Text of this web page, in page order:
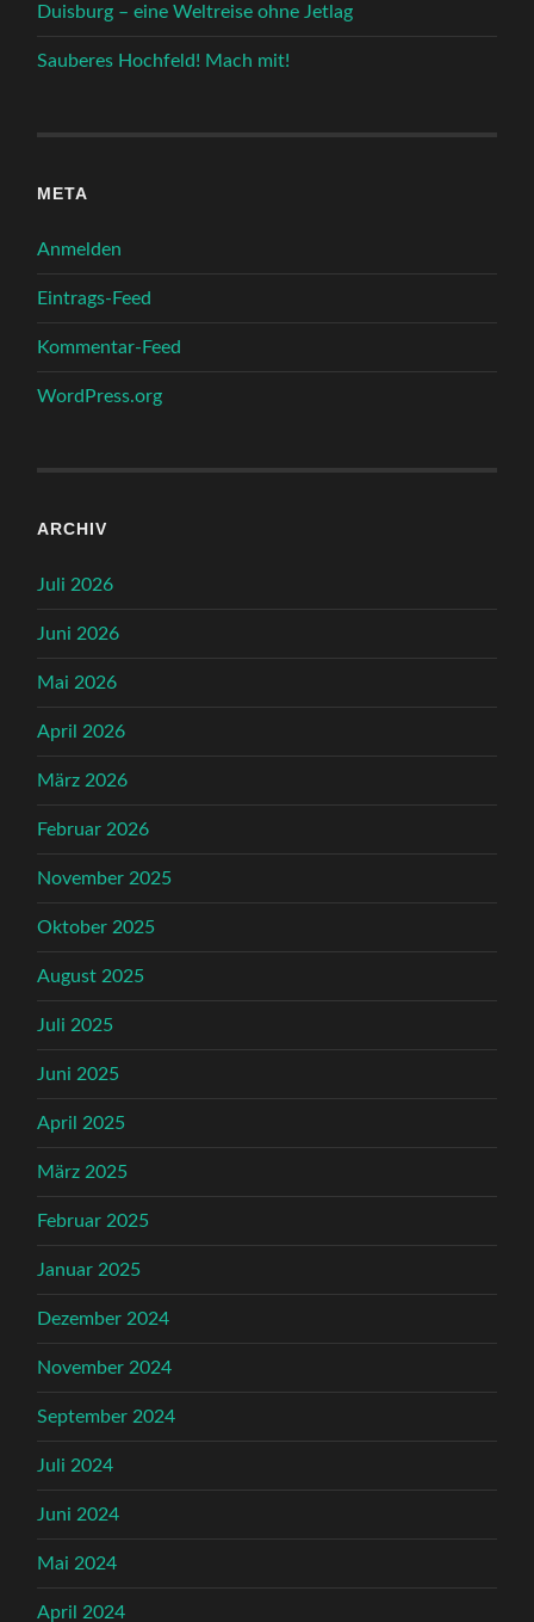
Duisburg – eine Weltreise ohne Jetlag
Sauberes Hochfeld! Mach mit!
META
Anmelden
Eintrags-Feed
Kommentar-Feed
WordPress.org
ARCHIV
Juli 2026
Juni 2026
Mai 2026
April 2026
März 2026
Februar 2026
November 2025
Oktober 2025
August 2025
Juli 2025
Juni 2025
April 2025
März 2025
Februar 2025
Januar 2025
Dezember 2024
November 2024
September 2024
Juli 2024
Juni 2024
Mai 2024
April 2024